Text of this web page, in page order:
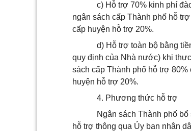
c) Hỗ trợ 70% kinh phí
ngân sách cấp Thành phố hỗ
cấp huyện hỗ trợ 20%.
d) Hỗ trợ toàn bộ bằng
quy định của Nhà nước) khi
sách cấp Thành phố hỗ trợ 80%
huyện hỗ trợ 20%.
4. Phương thức hỗ trợ
Ngân sách Thành phố
hỗ trợ thông qua Ủy ban nhân